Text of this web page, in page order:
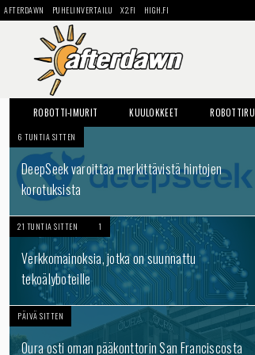
AFTERDAWN PUHELINVERTAILU X2.FI HIGH.FI
ROBOTTI-IMURIT KUULOKKEET
6 TUNTIA SITTEN
DeepSeek varoittaa merkittävistä hintojen
korotuksista
21 TUNTIA SITTEN 1
Verkkomainoksia, jotka on suunnattu
tekoälyboteille
PÄIVÄ SITTEN
Oura osti oman pääkonttorin San Franciscosta